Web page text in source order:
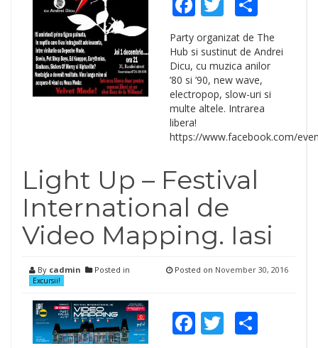
Party organizat de The
Hub si sustinut de Andrei
Dicu, cu muzica anilor
’80 si ’90, new wave,
electropop, slow-uri si
multe altele. Intrarea
libera!
https://www.facebook.com/
Light Up – Festival
International de
Video Mapping. Iasi
By cadmin Posted in
Excursii!
Posted on November 30, 2016
Facebook
TwitterShare